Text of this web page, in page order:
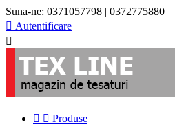
Suna-ne: 0371057798 | 0372775880
 Autentificare

  Produse